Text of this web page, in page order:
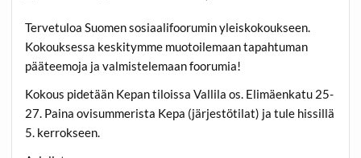
Tervetuloa Suomen sosiaalifoorumin yleiskokoukseen.
Kokouksessa keskitymme muotoilemaan tapahtuman
pääteemoja ja valmistelemaan foorumia!
Kokous pidetään Kepan tiloissa Vallila os. Elimäenkatu 25-
27. Paina ovisummerista Kepa (järjestötilat) ja tule hissillä
5. kerrokseen.